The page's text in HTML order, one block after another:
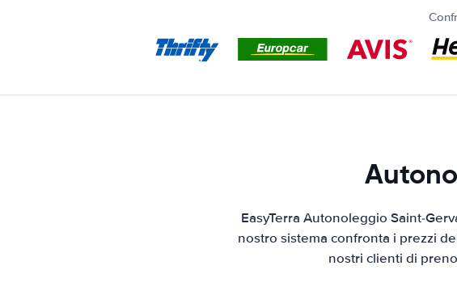
EasyTerra Autonoleggio Saint-
nostro sistema confronta i prezzi
nostri clienti di